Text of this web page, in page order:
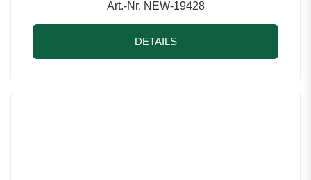
Art.-Nr. NEW-19428
DETAILS